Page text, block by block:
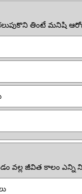
తింటే మనిషి
వల్ల జీవిత కాలం ఎన్ని